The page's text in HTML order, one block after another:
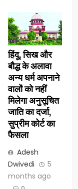
हिंदू, सिख और
बौद्ध के अलावा
अन्य धर्म अपनाने
वालों को नहीं
मिलेगा अनुसूचित
जाति का दर्जा,
सुप्रीम कोर्ट का
फैसला
Adesh
Dwivedi
5
months ago